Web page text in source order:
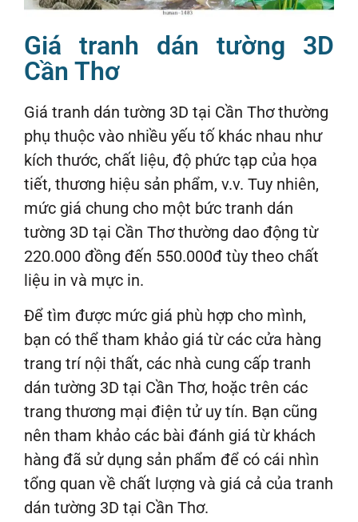
Giá tranh dán tường 3D
Cần Thơ
Giá tranh dán tường 3D tại Cần Thơ thường
phụ thuộc vào nhiều yếu tố khác nhau như
kích thước, chất liệu, độ phức tạp của họa
tiết, thương hiệu sản phẩm, v.v. Tuy nhiên,
mức giá chung cho một bức tranh dán
tường 3D tại Cần Thơ thường dao động từ
220.000 đồng đến 550.000đ tùy theo chất
liệu in và mực in.
Để tìm được mức giá phù hợp cho mình,
bạn có thể tham khảo giá từ các cửa hàng
trang trí nội thất, các nhà cung cấp tranh
dán tường 3D tại Cần Thơ, hoặc trên các
trang thương mại điện tử uy tín. Bạn cũng
nên tham khảo các bài đánh giá từ khách
hàng đã sử dụng sản phẩm để có cái nhìn
tổng quan về chất lượng và giá cả của tranh
dán tường 3D tại Cần Thơ.